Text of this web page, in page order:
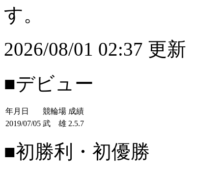
す。
2026/08/01 02:37 更新
■デビュー
年月日 競輪場 成績
2019/07/05 武 雄 2.5.7
■初勝利・初優勝